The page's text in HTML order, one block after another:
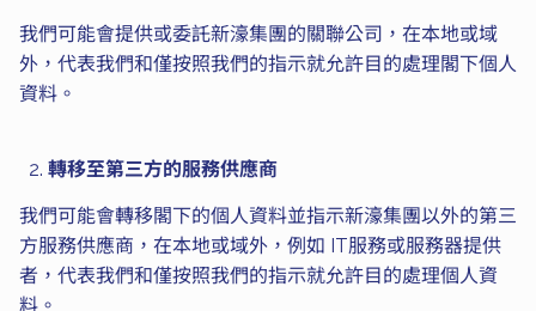
我們可能會提供或委託新濠集團的關聯公司，在本地或域
外，代表我們和僅按照我們的指示就允許目的處理閣下個人
資料。
轉移至第三方的服務供應商
我們可能會轉移閣下的個人資料並指示新濠集團以外的第三
方服務供應商，在本地或域外，例如 IT服務或服務器提供
者，代表我們和僅按照我們的指示就允許目的處理個人資
料。